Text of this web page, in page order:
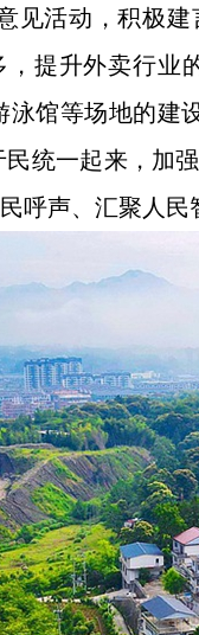
活动，积极
提升外卖行
泳馆等场地的
统一起来，加
呼声、汇聚人民